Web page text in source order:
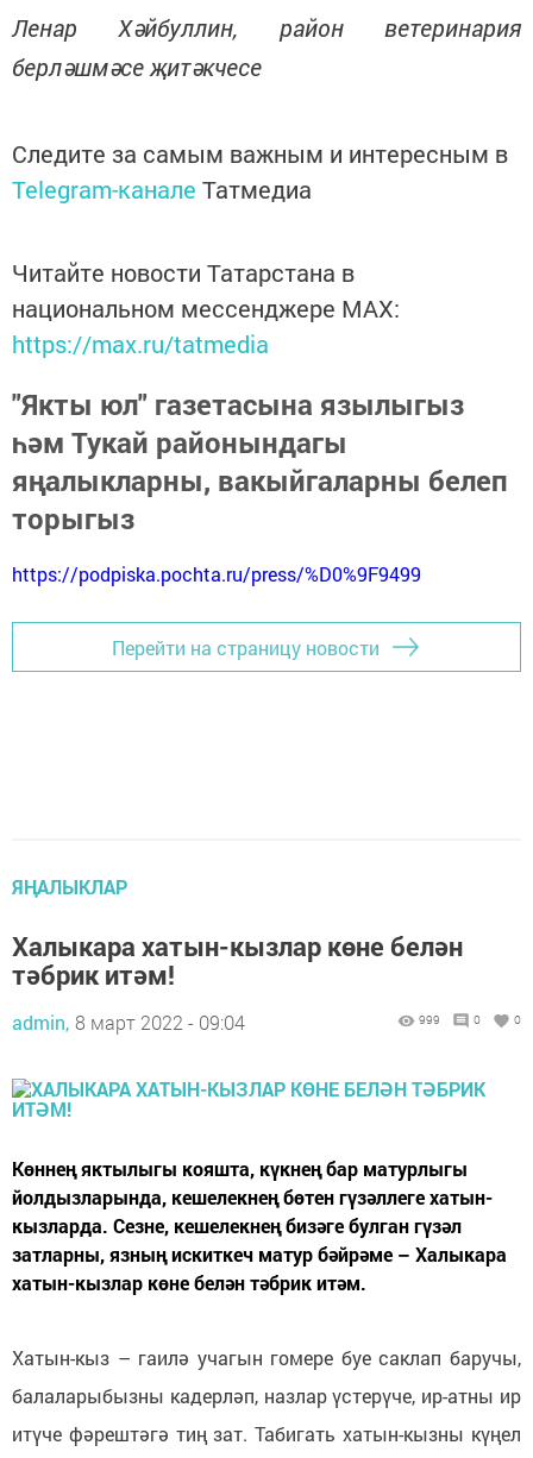
Ленар Хәйбуллин, район ветеринария
берләшмәсе җитәкчесе
Следите за самым важным и интересным в
Telegram-канале Татмедиа
Читайте новости Татарстана в
национальном мессенджере MАХ:
https://max.ru/tatmedia
"Якты юл" газетасына язылыгыз
һәм Тукай районындагы
яңалыкларны, вакыйгаларны белеп
торыгыз
https://podpiska.pochta.ru/press/%D0%9F9499
Перейти на страницу новости
ЯҢАЛЫКЛАР
Халыкара хатын-кызлар көне белән
тәбрик итәм!
admin, 8 март 2022 - 09:04 999 0 0
Көннең яктылыгы кояшта, күкнең бар матурлыгы
йолдызларында, кешелекнең бөтен гүзәллеге хатын-
кызларда. Сезне, кешелекнең бизәге булган гүзәл
затларны, язның искиткеч матур бәйрәме – Халыкара
хатын-кызлар көне белән тәбрик итәм.
Хатын-кыз – гаилә учагын гомере буе саклап баручы,
балаларыбызны кадерләп, назлар үстерүче, ир-атны ир
итүче фәрештәгә тиң зат. Табигать хатын-кызны күңел